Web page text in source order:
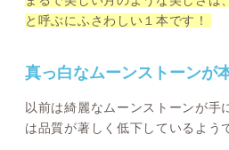
と呼ぶにふさわしい１本です！
真っ白なムーンストーンが
以前は綺麗なムーンストーンが手
は品質が著しく低下しているよう